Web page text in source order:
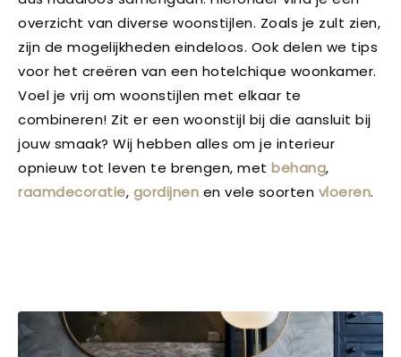
overzicht van diverse woonstijlen. Zoals je zult zien,
zijn de mogelijkheden eindeloos. Ook delen we tips
voor het creëren van een hotelchique woonkamer.
Voel je vrij om woonstijlen met elkaar te
combineren! Zit er een woonstijl bij die aansluit bij
jouw smaak? Wij hebben alles om je interieur
opnieuw tot leven te brengen, met behang,
raamdecoratie, gordijnen en vele soorten vloeren.